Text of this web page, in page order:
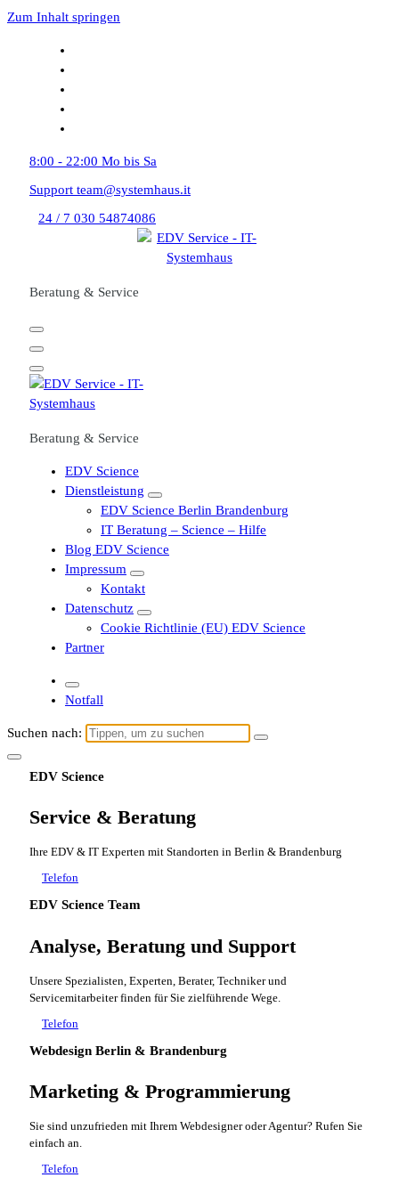
Zum Inhalt springen
8:00 - 22:00 Mo bis Sa
Support team@systemhaus.it
24 / 7 030 54874086
Beratung & Service
Beratung & Service
EDV Science
Dienstleistung
EDV Science Berlin Brandenburg
IT Beratung – Science – Hilfe
Blog EDV Science
Impressum
Kontakt
Datenschutz
Cookie Richtlinie (EU) EDV Science
Partner
Notfall
Suchen nach:
EDV Science
Service & Beratung
Ihre EDV & IT Experten mit Standorten in Berlin & Brandenburg
Telefon
EDV Science Team
Analyse, Beratung und Support
Unsere Spezialisten, Experten, Berater, Techniker und
Servicemitarbeiter finden für Sie zielführende Wege.
Telefon
Webdesign Berlin & Brandenburg
Marketing & Programmierung
Sie sind unzufrieden mit Ihrem Webdesigner oder Agentur? Rufen Sie
einfach an.
Telefon